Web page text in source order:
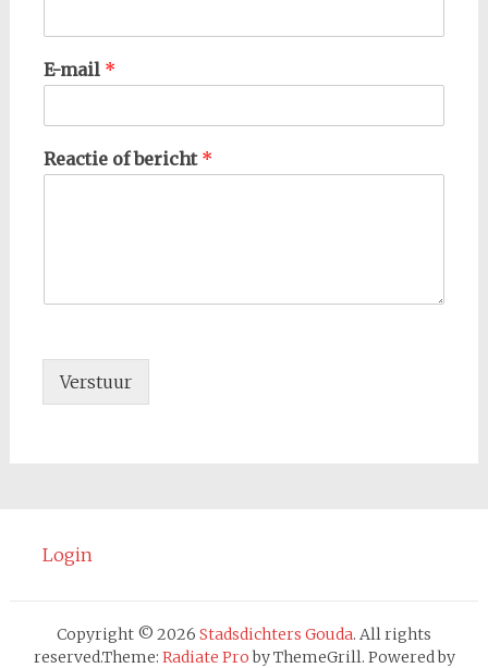
E-mail *
Reactie of bericht *
Verstuur
Login
Copyright © 2026 Stadsdichters Gouda. All rights
reserved.Theme: Radiate Proby ThemeGrill. Powered by